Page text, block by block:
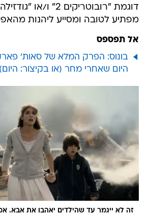
דוגמת "רובוטריקים 2"
מפתיע לטובה ומסייע ליהנות
אל תפספס
בונוס: הפרק המלא של סאות' פארק
היום שאחרי מחר (או בקיצור:
זה לא ייגמר עד שהילדים יאהבו את אבא.